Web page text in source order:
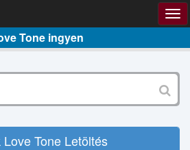
Tone ingyen
Tone Letöltés